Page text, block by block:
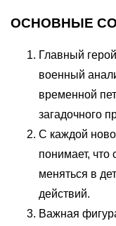
ОСНОВНЫЕ
Главный
военный
временной
загадочного
С каждой
понимает, что
меняться в
действий.
Важная